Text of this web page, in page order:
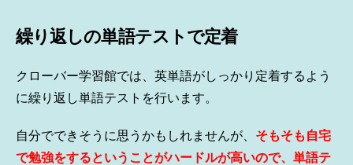
繰り返しの単語テストで定着
クローバー学習館では、英単語がしっかり定着するよう
に繰り返し単語テストを行います。
自分でできそうに思うかもしれませんが、 そもそも自宅
で勉強をするということがハードルが高いので、単語テ